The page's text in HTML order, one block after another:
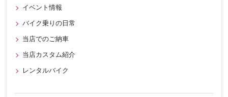
イベント情報
バイク乗りの日常
当店でのご納車
当店カスタム紹介
レンタルバイク